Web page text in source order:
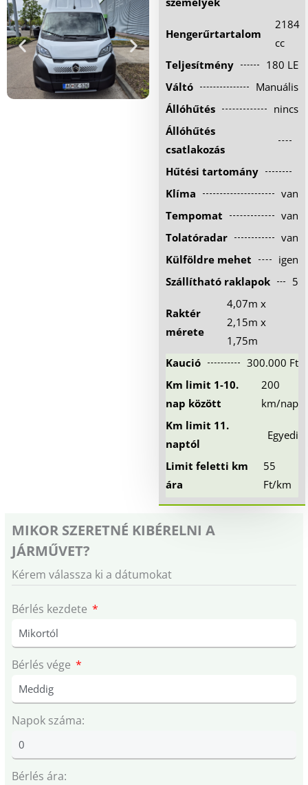
Hűtőautó bérlés
Feltételek
Szolgáltatások
Gy.i.k.
Kapcsolat
Hengerűrtartalom
2184
cc
Teljesítmény
180 LE
Váltó
Manuális
Állóhűtés
nincs
Állóhűtés
csatlakozás
Hűtési tartomány
Klíma
van
Tempomat
van
Tolatóradar
van
Külföldre mehet
igen
Szállítható raklapok
5
Raktér
mérete
4,07m x
2,15m x
1,75m
Kaució
300.000 Ft
Km limit 1-10.
nap között
200
km/nap
Km limit 11.
naptól
Egyedi
Limit feletti km
ára
55
Ft/km
MIKOR SZERETNÉ KIBÉRELNI A
JÁRMŰVET?
Kérem válassza ki a dátumokat
Bérlés kezdete
Bérlés vége
Napok száma:
Bérlés ára: